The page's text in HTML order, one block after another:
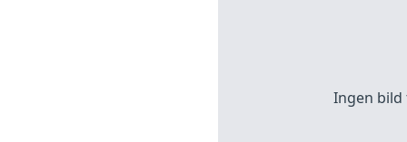
Ingen